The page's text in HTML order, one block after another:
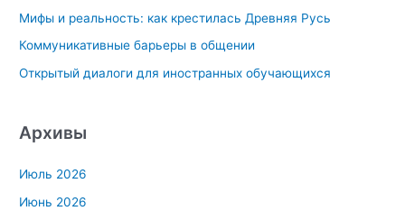
:Мифы и реальность: как крестилась Древняя Русь
Коммуникативные барьеры в общении
Открытый диалоги для иностранных обучающихся
Архивы
Июль 2026
Июнь 2026